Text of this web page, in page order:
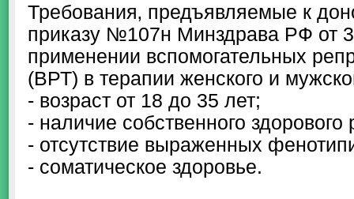
Требования‚ предъявляемые к
приказу №107н Минздрава РФ от
применении вспомогательных
(ВРТ) в терапии женского и
- возраст от 18 до 35 лет;
- наличие собственного здорового
- отсутствие выраженных
- соматическое здоровье.